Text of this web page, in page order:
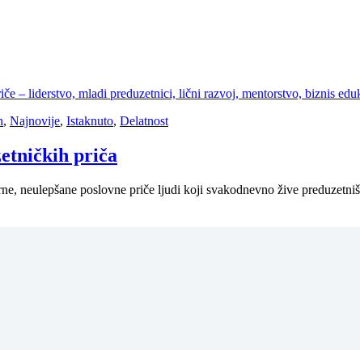
, Najnovije, Istaknuto, Delatnost
priča
neulepšane poslovne priče ljudi koji svakodnevno žive